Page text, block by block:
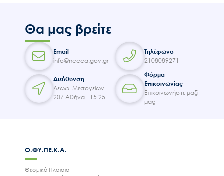
Θα μας βρείτε
Email
info@necca.gov.gr
Τηλέφωνο
2108089271
Διεύθυνση
Λεωφ. Μεσογείων
207 Αθήνα 115 25
Φόρμα
Επικοινωνίας
Επικοινωνήστε μαζί
μας
Ο.ΦΥ.ΠΕ.Κ.Α.
Θεσμικό Πλαισιο